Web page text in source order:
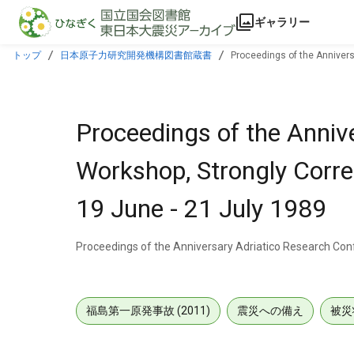
本文に飛ぶ
ギャラリー
トップ 日本原子力研究開発機構図書館蔵書 Proceedings of the
Proceedings of the
Workshop, Strongly
19 June - 21 July 1989
Proceedings of the Anniversary Adriatico Research
福島第一原発事故 (2011) 震災への備え 被災